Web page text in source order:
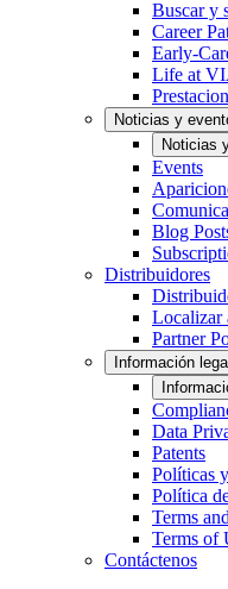
Buscar y
Career
Early-
Life at
Noticias y
Noticias
Events
Blog
Distribuidores
Localizar
Partner
Información legal
Data
Patents
Políticas
Política
Terms
Terms of
Contáctenos